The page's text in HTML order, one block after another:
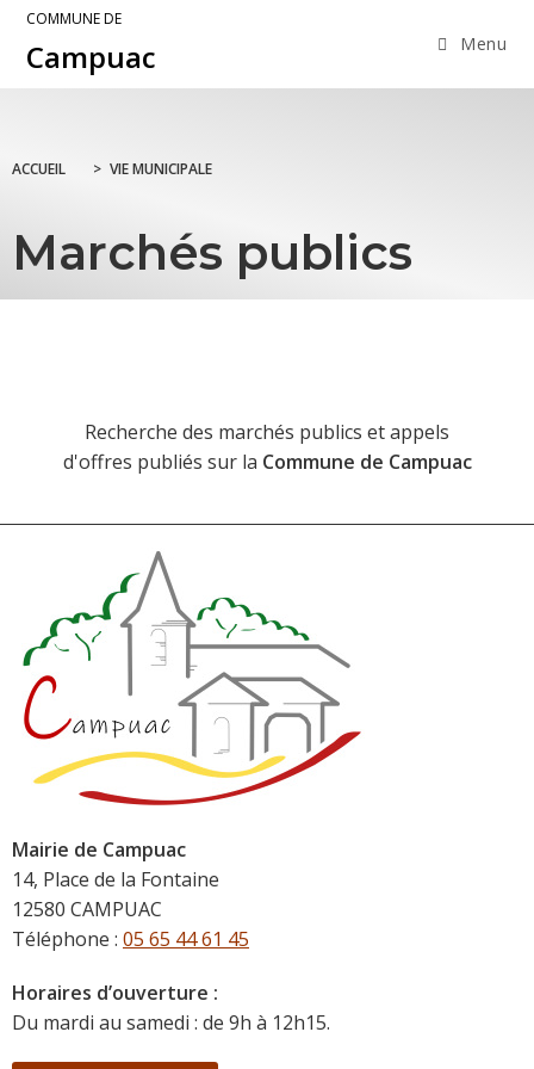
COMMUNE DE
Campuac Menu
ACCUEIL > VIE MUNICIPALE
Marchés publics
Recherche des marchés publics et appels
d'offres publiés sur la Commune de Campuac
Mairie de Campuac
14, Place de la Fontaine
12580 CAMPUAC
Téléphone : 05 65 44 61 45
Horaires d’ouverture :
Du mardi au samedi : de 9h à 12h15.